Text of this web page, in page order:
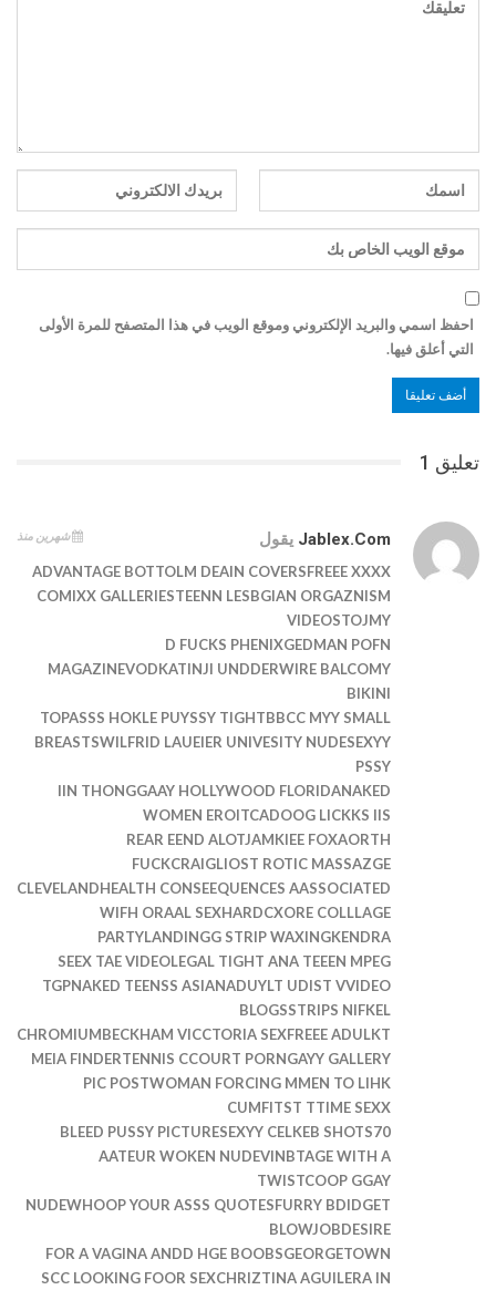
احفظ اسمي والبريد الإلكتروني وموقع الويب في هذا المتصفح للمرة الأولى
التي أعلق فيها.
تعليق 1
Jablex.com يقول شهرين منذ
ADVANTAGE BOTTOLM DEAIN COVERSFREEE XXXX
COMIXX GALLERIESTEENN LESBGIAN ORGAZNISM
VIDEOSTOJMY
D FUCKS PHENIXGEDMAN POFN
MAGAZINEVODKATINJI UNDDERWIRE BALCOMY
BIKINI
TOPASSS HOKLE PUYSSY TIGHTBBCC MYY SMALL
BREASTSWILFRID LAUEIER UNIVESITY NUDESEXYY
PSSY
IIN THONGGAAY HOLLYWOOD FLORIDANAKED
WOMEN EROITCADOOG LICKKS IIS
REAR EEND ALOTJAMKIEE FOXAORTH
FUCKCRAIGLIOST ROTIC MASSAZGE
CLEVELANDHEALTH CONSEEQUENCES AASSOCIATED
WIFH ORAAL SEXHARDCXORE COLLLAGE
PARTYLANDINGG STRIP WAXINGKENDRA
SEEX TAE VIDEOLEGAL TIGHT ANA TEEEN MPEG
TGPNAKED TEENSS ASIANADUYLT UDIST VVIDEO
BLOGSSTRIPS NIFKEL
CHROMIUMBECKHAM VICCTORIA SEXFREEE ADULKT
MEIA FINDERTENNIS CCOURT PORNGAYY GALLERY
PIC POSTWOMAN FORCING MMEN TO LIHK
CUMFITST TTIME SEXX
BLEED PUSSY PICTURESEXYY CELKEB SHOTS70
AATEUR WOKEN NUDEVINBTAGE WITH A
TWISTCOOP GGAY
NUDEWHOOP YOUR ASSS QUOTESFURRY BDIDGET
BLOWJOBDESIRE
FOR A VAGINA ANDD HGE BOOBSGEORGETOWN
SCC LOOKING FOOR SEXCHRIZTINA AGUILERA IN